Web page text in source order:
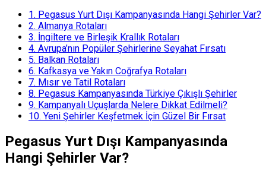
1. Pegasus Yurt Dışı Kampanyasında Hangi Şehirler Var?
2. Almanya Rotaları
3. İngiltere ve Birleşik Krallık Rotaları
4. Avrupa’nın Popüler Şehirlerine Seyahat Fırsatı
5. Balkan Rotaları
6. Kafkasya ve Yakın Coğrafya Rotaları
7. Mısır ve Tatil Rotaları
8. Pegasus Kampanyasında Türkiye Çıkışlı Şehirler
9. Kampanyalı Uçuşlarda Nelere Dikkat Edilmeli?
10. Yeni Şehirler Keşfetmek İçin Güzel Bir Fırsat
Pegasus Yurt Dışı Kampanyasında
Hangi Şehirler Var?